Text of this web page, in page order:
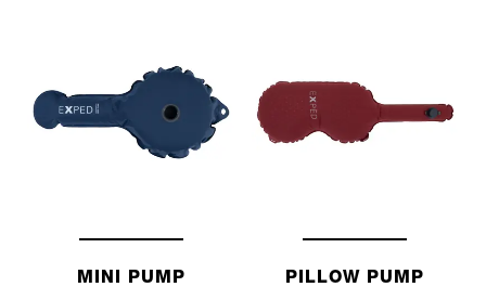
MINI PUMP PILLOW PUMP